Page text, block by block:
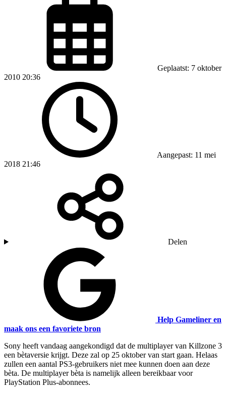
Geplaatst: 7 oktober
2010 20:36
Aangepast: 11 mei
2018 21:46
Delen
Help Gameliner en
maak ons een favoriete bron
Sony heeft vandaag aangekondigd dat de multiplayer van Killzone 3
een bètaversie krijgt. Deze zal op 25 oktober van start gaan. Helaas
zullen een aantal PS3-gebruikers niet mee kunnen doen aan deze
bèta. De multiplayer bèta is namelijk alleen bereikbaar voor
PlayStation Plus-abonnees.